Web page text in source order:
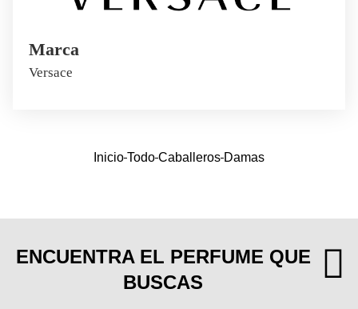
Marca
Versace
Inicio Todo Caballeros Damas
ENCUENTRA EL PERFUME QUE
BUSCAS